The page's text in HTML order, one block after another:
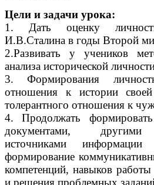
Цели и задачи урока:
1. Дать оценку
И.В.Сталина в годы Второй
2.Развивать у учеников
анализа исторической
3. Формирования
отношения к истории
толерантного отношения к
4.Продолжать
документами, другими
источниками информации
формирование
компетенций, навыков
и решения проблемных